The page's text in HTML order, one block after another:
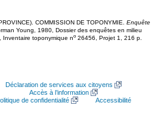
COMMISSION DE TOPONYMIE. Enquête
Young, 1980, Dossier des enquêtes en milieu
Inventaire toponymique no 26456, Projet 1, 216 p.
Déclaration de services aux citoyens
Accès à l’information
de confidentialité
Accessibilité